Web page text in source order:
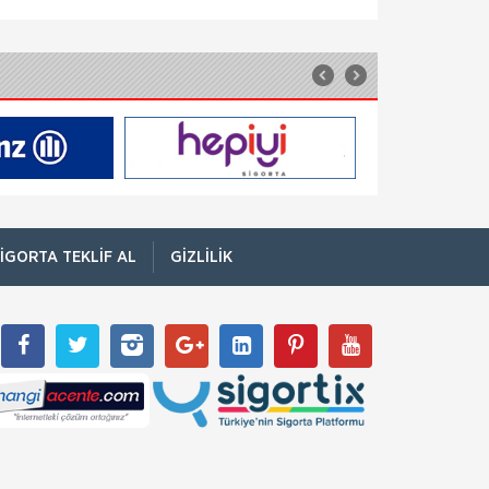
(İSADER) Başkanı Yasin Keleş, zorunlu trafik
sigortası poliçelerinin sorunlu hale geldiğini
belirterek, “Motorlu Araçlar Zorunlu
TARSİM; Sigorta Sadece Zor
Zamanlarda Hatırlanmamalı
Tarım Sigortaları Havuzundan (TARSİM)
yapılan açıklamada sigortanın sadece zor
belirtti. Tarım Sigortaları Havuzu (TARSİM),
sigorta bilin
TSEV’den Kısa Süreli Eğitim
haziran ayında da yenilenen içerikleriyle
sektör ve ilgililere sunuluyor. Yangın,
Doğa Sigorta’da Adnan Sığın Genel
Müdür Yardımcısı Oldu
Doğa Sigorta’da önemli bir atama gerçekleşti.
TEKLIF AL GIZLILIK